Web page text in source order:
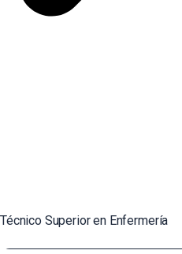
Técnico Superior en Enfermería